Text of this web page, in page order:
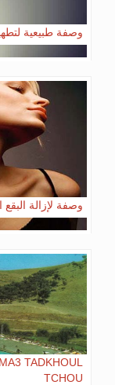
وصفة طبيعية
وصفة لإزالة
TADKHOUL
TCHOU